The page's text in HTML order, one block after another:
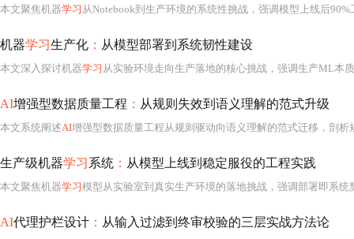
本文聚焦机器学习 从Notebook到生产环境的系统性挑战，强调模型上线后90%工
机器学习生产化 ： 从模型部署到系统韧性建设
本文深入探讨机器学习 从实验环境走向生产落地的核心挑战，强调生产ML本质是系统工程问题，
AI增强型数据质量工程 ： 从规则失效到语义理解的范式升级
本文系统阐述AI增强型数据质量工程从规则驱动向语义理解的范式迁移，剖析规则引擎在维度坍塌、语义漂移和非结构
生产级机器学习系统 ： 从模型上线到稳定服役的工程实践
本文聚焦机器学习模型从实验室到真实生产环境的落地挑战，强调部署即系统契约重构、时序确定性优先于精度、五维健康监控与漂移业务映射、版本化决策治理及合规内建等核心工程实践。基于金融领域11个高可
AI代理护栏设计 ： 从输入过滤到终审校验的三层实战方法论